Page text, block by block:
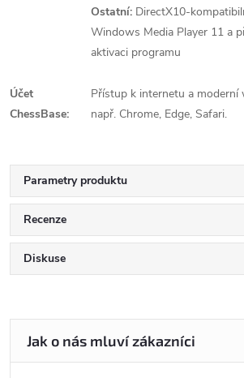
Ostatní: DirectX10-
Windows Media Player 11 a
aktivaci programu
Účet
ChessBase:
Přístup k internetu a moderní
např. Chrome, Edge, Safari.
Parametry produktu
Recenze
Diskuse